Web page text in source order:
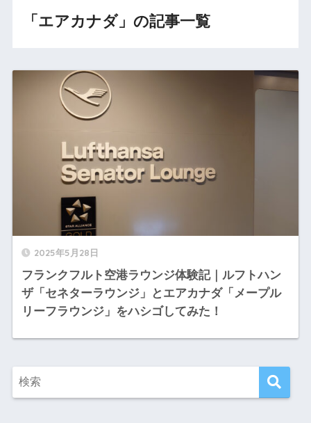
「エアカナダ」の記事一覧
2025年5月28日
フランクフルト空港ラウンジ体験記｜ルフトハン
ザ「セネターラウンジ」とエアカナダ「メープル
リーフラウンジ」をハシゴしてみた！